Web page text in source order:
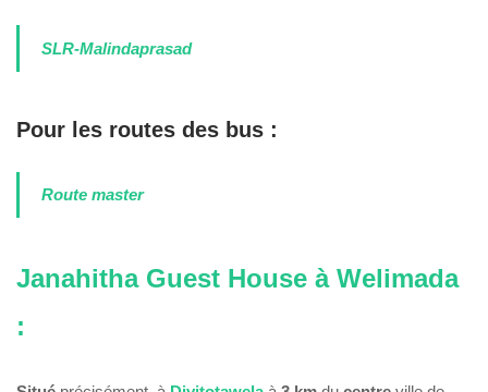
SLR-Malindaprasad
Pour les routes des bus :
Route master
Janahitha Guest House à Welimada
: